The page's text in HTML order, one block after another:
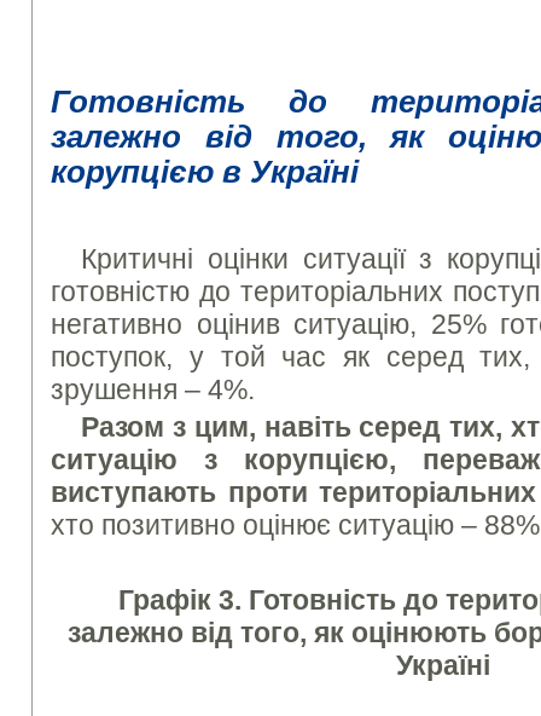
Готовність до
залежно від того, як
корупцією в Україні
Критичні оцінки ситуації з
готовністю до територіальних
негативно оцінив ситуацію, 25%
поступок, у той час як серед тих,
зрушення – 4%.
Разом з цим, навіть серед тих,
ситуацію з корупцією,
виступають проти
хто позитивно оцінює ситуацію –
Графік 3. Готовність до
залежно від того, як оцінюють
Україні